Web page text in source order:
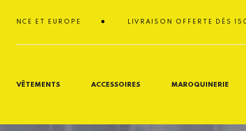
LIVRAISON OFFERTE DÈS 150€ EN
EUROPE
VÊTEMENTS ACCESSOIRES MAROQUINERIE